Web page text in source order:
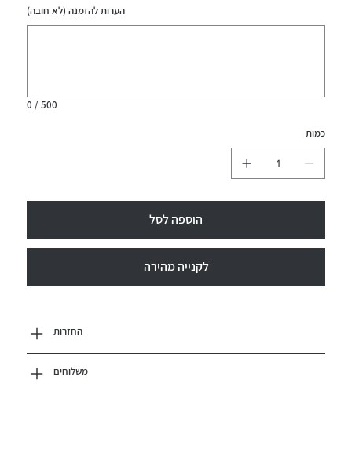
הערות להזמנה (לא חובה)
0 / 500
כמות
הוספה לסל
לקנייה מהירה
החזרות
משלוחים